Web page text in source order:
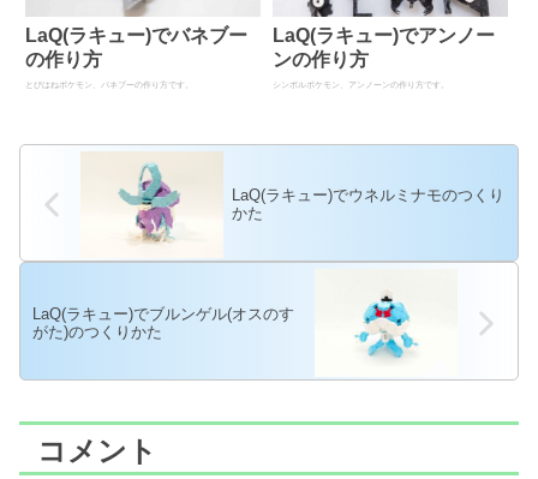
LaQ(ラキュー)でバネブー
の作り方
とびはねポケモン、バネブーの作り方です。
LaQ(ラキュー)でアンノー
ンの作り方
シンボルポケモン、アンノーンの作り方です。
LaQ(ラキュー)でウネルミナモのつくり
かた
LaQ(ラキュー)でブルンゲル(オスのす
がた)のつくりかた
コメント